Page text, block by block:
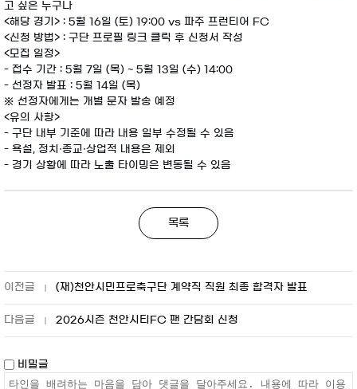
고 싶은 누구나
<해당 경기> : 5월 16일 (토) 19:00 vs 파주 프런티어 FC
<신청 방법> : 구단 프로필 링크 클릭 후 신청서 작성
<모집 일정>
- 접수 기간 : 5월 7일 (목) ~ 5월 13일 (수) 14:00
- 선정자 발표 : 5월 14일 (목)
※ 선정자에게는 개별 문자 발송 예정
<유의 사항>
- 구단 내부 기준에 따라 내용 일부 수정될 수 있음
- 욕설, 정치·종교·상업적 내용은 제외
- 경기 상황에 따라 노출 타이밍은 변동될 수 있음
목록
(재)천안시민프로축구단 계약직 직원 최종 합격자 발표
2026시즌 천안시티FC 팬 간담회 신청
비밀글